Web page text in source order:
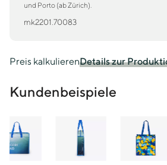
und Porto (ab Zürich).
mk2201.70083
Preis kalkulierenDetails zur
Kundenbeispiele